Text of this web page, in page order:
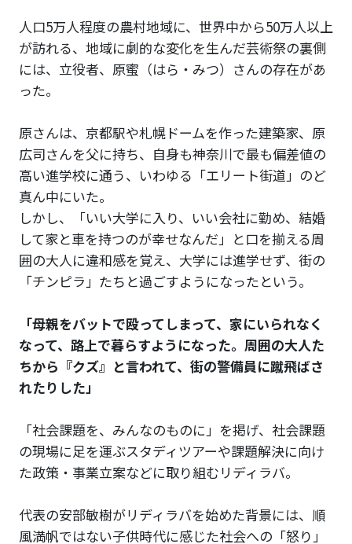
人口5万人程度の農村地域に、世界中から50万人以上
が訪れる、地域に劇的な変化を生んだ芸術祭の裏側
には、立役者、原蜜（はら・みつ）さんの存在があ
った。
原さんは、京都駅や札幌ドームを作った建築家、原
広司さんを父に持ち、自身も神奈川で最も偏差値の
高い進学校に通う、いわゆる「エリート街道」のど
真ん中にいた。
しかし、「いい大学に入り、いい会社に勤め、結婚
して家と車を持つのが幸せなんだ」と口を揃える周
囲の大人に違和感を覚え、大学には進学せず、街の
「チンピラ」たちと過ごすようになったという。
「母親をバットで殴ってしまって、家にいられなく
なって、路上で暮らすようになった。周囲の大人た
ちから『クズ』と言われて、街の警備員に蹴飛ばさ
れたりした」
「社会課題を、みんなのものに」を掲げ、社会課題
の現場に足を運ぶスタディツアーや課題解決に向け
た政策・事業立案などに取り組むリディラバ。
代表の安部敏樹がリディラバを始めた背景には、順
風満帆ではない子供時代に感じた社会への「怒り」